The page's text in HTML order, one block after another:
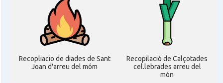
Recopliacio de diades de Sant
Joan d'arreu del móm
Recopilació de Calçotades
cel.lebrades arreu del
món